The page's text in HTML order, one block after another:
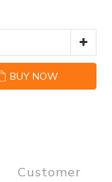
BUY NOW
Customer